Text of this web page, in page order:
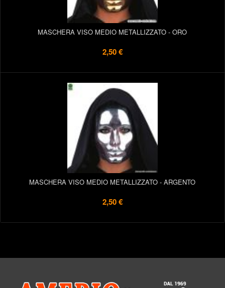
MASCHERA VISO MEDIO METALLIZZATO - ORO
2,50 €
MASCHERA VISO MEDIO METALLIZZATO - ARGENTO
2,50 €